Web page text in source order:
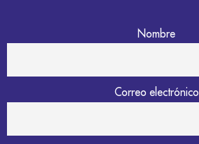
Nombre
Correo electrónico